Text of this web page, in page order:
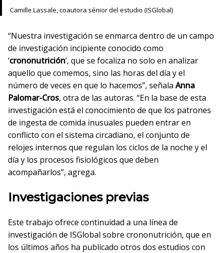
Camille Lassale, coautora sénior del estudio (ISGlobal)
“Nuestra investigación se enmarca dentro de un campo
de investigación incipiente conocido como
‘crononutrición’, que se focaliza no solo en analizar
aquello que comemos, sino las horas del día y el
número de veces en que lo hacemos”, señala Anna
Palomar-Cros, otra de las autoras. “En la base de esta
investigación está el conocimiento de que los patrones
de ingesta de comida inusuales pueden entrar en
conflicto con el sistema circadiano, el conjunto de
relojes internos que regulan los ciclos de la noche y el
día y los procesos fisiológicos que deben
acompañarlos”, agrega.
Investigaciones previas
Este trabajo ofrece continuidad a una línea de
investigación de ISGlobal sobre crononutrición, que en
los últimos años ha publicado otros dos estudios con